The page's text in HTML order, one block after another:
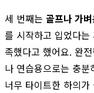
세 번째는 골프나 가
를 시작하고 입었다
족했다고 했어요. 완
나 연습용으로는 충
너무 타이트한 하의